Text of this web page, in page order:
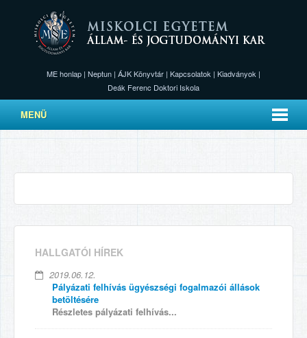
ME honlap | Neptun | ÁJK Könyvtár | Kapcsolatok | Kiadványok |
Deák Ferenc Doktori Iskola
MENÜ
HALLGATÓI HÍREK
2019.06.12.
Pályázati felhívás ügyészségi fogalmazói állások
betöltésére
Részletes pályázati felhívás...